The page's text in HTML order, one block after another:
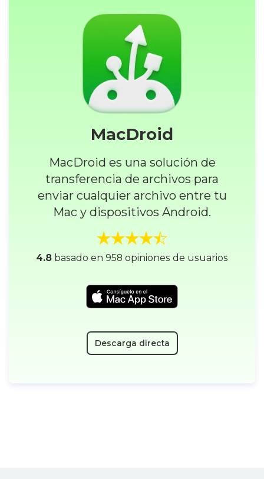
MacDroid
MacDroid es una solución de
transferencia de archivos para
enviar cualquier archivo entre tu
Mac y dispositivos Android.
4.8 basado en 958 opiniones de usuarios
Descarga directa